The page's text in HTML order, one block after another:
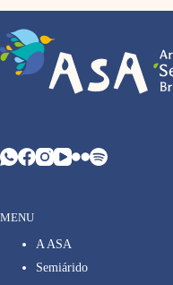
MENU
A ASA
Semiárido